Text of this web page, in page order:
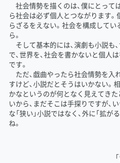
社会情勢を描くのは、僕にとって
ら社会は必ず個人とつながります。
らざるをえない。社会を構成してい
ら。
そして基本的には、演劇も小説も
で、世界を、社会を書かないと個人
です。
ただ、戯曲やったら社会情勢を入
すけど、小説だとそうはいかない。
かなというのが何となく見えてき
いから、まだそこは手探りですが、
な「狭い」小説ではなく、外に「拡
ね。